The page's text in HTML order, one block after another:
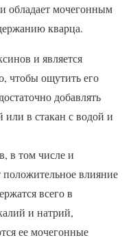
обладает мочегонным
кварца.
и является
чтобы ощутить его
добавлять
или в стакан с водой и
в том числе и
влияние
всего в
и натрий,
ее мочегонные